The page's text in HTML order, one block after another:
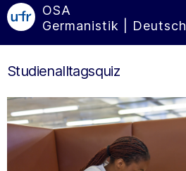
OSA
Germanistik | Deutsch
Studienalltagsquiz